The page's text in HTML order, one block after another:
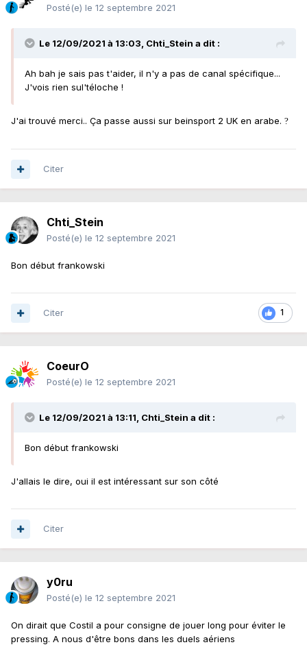
Posté(e) le 12 septembre 2021
Le 12/09/2021 à 13:03, Chti_Stein a dit :
Ah bah je sais pas t'aider, il n'y a pas de canal spécifique...
J'vois rien sul'téloche !
J'ai trouvé merci.. Ça passe aussi sur beinsport 2 UK en arabe. ?
Citer
Chti_Stein
Posté(e) le 12 septembre 2021
Bon début frankowski
1
Citer
CoeurO
Posté(e) le 12 septembre 2021
Le 12/09/2021 à 13:11, Chti_Stein a dit :
Bon début frankowski
J'allais le dire, oui il est intéressant sur son côté
Citer
y0ru
Posté(e) le 12 septembre 2021
On dirait que Costil a pour consigne de jouer long pour éviter le
pressing. A nous d'être bons dans les duels aériens